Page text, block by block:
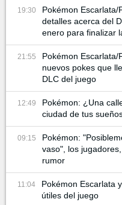
19:30
Pokémon
detalles acerca del
enero para finalizar
21:55
Pokémon
nuevos pokes que
DLC del juego
12:49
Pokémon: ¿Una
ciudad de tus
09:15
Pokémon:
vaso", los
rumor
11:04
Pokémon Escarlata
útiles del juego